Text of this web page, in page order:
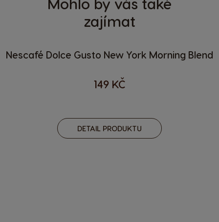
Mohlo by vás také
zajímat
Nescafé Dolce Gusto New York Morning Blend
149 KČ
DETAIL PRODUKTU